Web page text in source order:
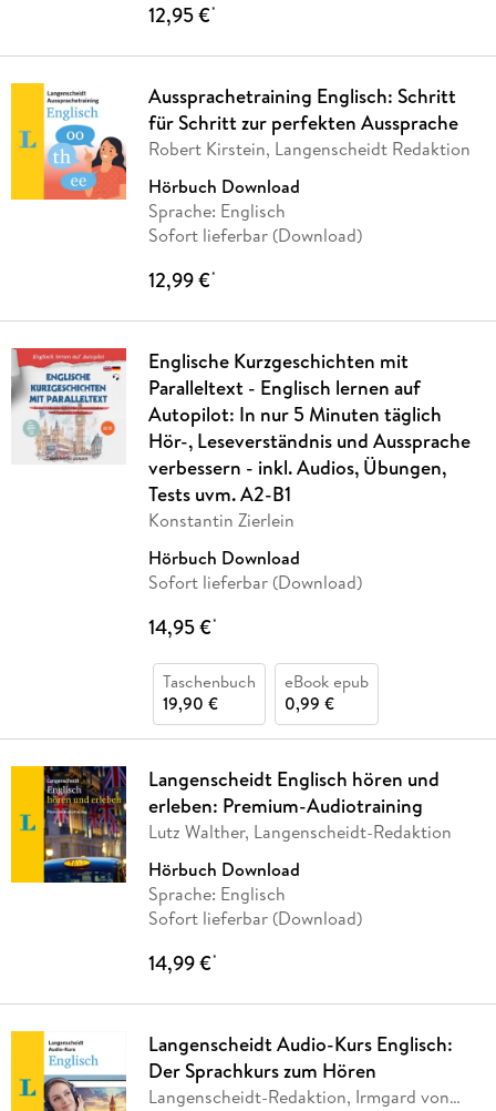
12,95 €*
Aussprachetraining Englisch: Schritt
für Schritt zur perfekten Aussprache
Robert Kirstein, Langenscheidt Redaktion
Hörbuch Download
Sprache: Englisch
Sofort lieferbar (Download)
12,99 €*
Englische Kurzgeschichten mit
Paralleltext - Englisch lernen auf
Autopilot: In nur 5 Minuten täglich
Hör-, Leseverständnis und Aussprache
verbessern - inkl. Audios, Übungen,
Tests uvm. A2-B1
Konstantin Zierlein
Hörbuch Download
Sofort lieferbar (Download)
14,95 €*
Taschenbuch
19,90 €
eBook epub
0,99 €
Langenscheidt Englisch hören und
erleben: Premium-Audiotraining
Lutz Walther, Langenscheidt-Redaktion
Hörbuch Download
Sprache: Englisch
Sofort lieferbar (Download)
14,99 €*
Langenscheidt Audio-Kurs Englisch:
Der Sprachkurs zum Hören
Langenscheidt-Redaktion, Irmgard von